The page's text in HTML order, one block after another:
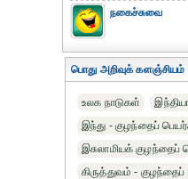
நகைச்சுவை
பொது அறிவுக் களஞ்சியம்
உலக நாடுகள்
இந்து - குழந்தைப்
இசுலாமியக் குழந்தைப்
கிருத்துவம் -